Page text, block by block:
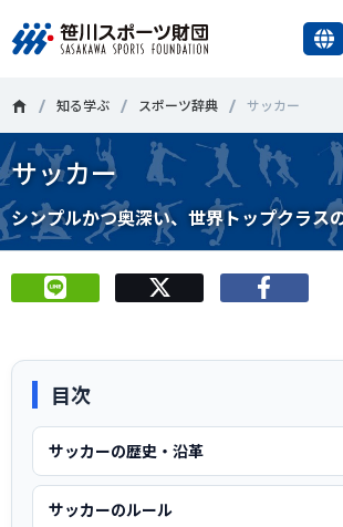
財団情報
研究員紹介
調査・研究
社会づくり
国際情報
ニュース
＃誰が子どものスポーツをささえるのか ＃
＃アクティブなまちづくり ＃日本人の身体
＃障害者スポーツ ＃スポーツ基本計画
調査・研究
スポーツライフ・データ
知る学ぶ スポーツ辞典 サッカー
サッカー
シンプルかつ奥深い、世界トップクラス
目次
サッカーの歴史・沿革
サッカーのルール